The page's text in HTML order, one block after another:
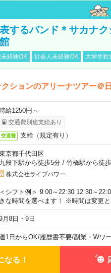
するバンド＊サカナ
経験OK 社会人未経験OK 大学生歓
ションのアリーナツアー＠
給1250円～
交通費別途支給あり
交通費 支給（規定有り）
京都千代田区
九段下駅から徒歩5分/ 竹橋駅から徒
株式会社ライブパワー
＜シフト例＞ 9:00～22:30 12:30～
きな時間を選べます！ ※時間は変更
月8日・9日
1日からOK/履歴書不要/副業・Wワ
なる！